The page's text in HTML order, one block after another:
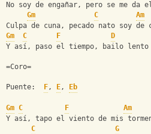
No soy de engañar, pero se me da
Gm
C Am
Culpa de cuna, pecado nato soy
Gm
C F
D
Y así, paso el tiempo, bailo lento
=Coro=
Puente: F, E, Eb
Gm C F Am
Y así, tapo el viento de mis
C
G